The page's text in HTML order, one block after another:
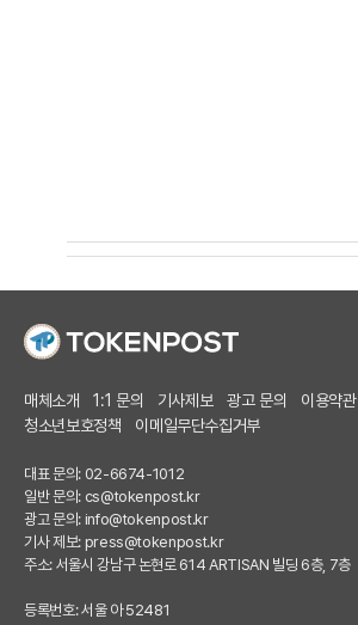
매체소개 1:1 문의 기사제보 광고 문의 이용약관
청소년보호정책
이메일무단수집거부
대표 문의: 02-6674-1012
일반 문의: cs@tokenpost.kr
광고 문의: info@tokenpost.kr
기사 제보: press@tokenpost.kr
주소: 서울시 강남구 논현로 614 ARTISAN 빌딩 6층, 7층
등록번호: 서울 아 52481